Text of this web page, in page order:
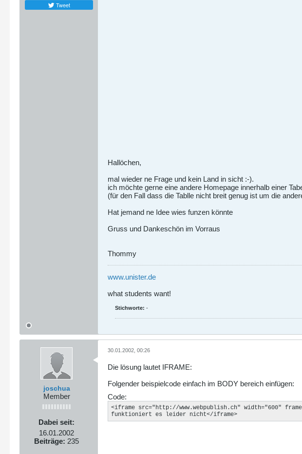
Tweet
Hallöchen,
mal wieder ne Frage und kein Land in sicht :-).
ich möchte gerne eine andere Homepage innerhalb einer
(für den Fall dass die Tablle nicht breit genug ist um die
Hat jemand ne Idee wies funzen könnte
Gruss und Dankeschön im Vorraus
Thommy
www.unister.de
what students want!
Stichworte: -
joschua
Member
Dabei seit:
16.01.2002
Beiträge: 235
30.01.2002, 00:26
Die lösung lautet IFRAME:
Folgender beispielcode einfach im BODY bereich einfügen:
Code:
<iframe src="http://www.webpublish.ch" width="600"
funktioniert es leider nicht</iframe>